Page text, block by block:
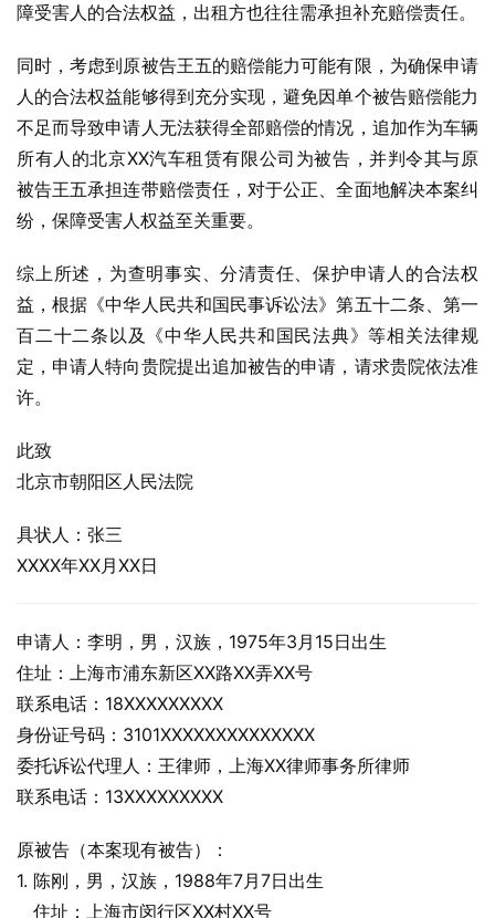
障受害人的合法权益，出租方也往往需承担补充赔偿责任。
同时，考虑到原被告王五的赔偿能力可能有限，为确保申请
人的合法权益能够得到充分实现，避免因单个被告赔偿能力
不足而导致申请人无法获得全部赔偿的情况，追加作为车辆
所有人的北京XX汽车租赁有限公司为被告，并判令其与原
被告王五承担连带赔偿责任，对于公正、全面地解决本案纠
纷，保障受害人权益至关重要。
综上所述，为查明事实、分清责任、保护申请人的合法权
益，根据《中华人民共和国民事诉讼法》第五十二条、第一
百二十二条以及《中华人民共和国民法典》等相关法律规
定，申请人特向贵院提出追加被告的申请，请求贵院依法准
许。
此致
北京市朝阳区人民法院
具状人：张三
XXXX年XX月XX日
申请人：李明，男，汉族，1975年3月15日出生
住址：上海市浦东新区XX路XX弄XX号
联系电话：18XXXXXXXXX
身份证号码：3101XXXXXXXXXXXXXX
委托诉讼代理人：王律师，上海XX律师事务所律师
联系电话：13XXXXXXXXX
原被告（本案现有被告）：
1. 陈刚，男，汉族，1988年7月7日出生
   住址：上海市闵行区XX村XX号